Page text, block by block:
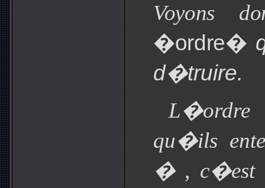
Voyons
�ordre�
d�truire.
L�ordre
qu�ils
� , c�est